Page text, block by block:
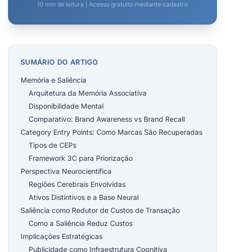
10 min de leitura | Acesso gratuito mediante cadastro
SUMÁRIO DO ARTIGO
Memória e Saliência
Arquitetura da Memória Associativa
Disponibilidade Mental
Comparativo: Brand Awareness vs Brand Recall
Category Entry Points: Como Marcas São Recuperadas
Tipos de CEPs
Framework 3C para Priorização
Perspectiva Neurocientífica
Regiões Cerebrais Envolvidas
Ativos Distintivos e a Base Neural
Saliência como Redutor de Custos de Transação
Como a Saliência Reduz Custos
Implicações Estratégicas
Publicidade como Infraestrutura Cognitiva